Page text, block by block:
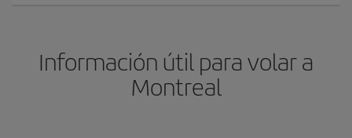
Información útil para volar a
Montreal